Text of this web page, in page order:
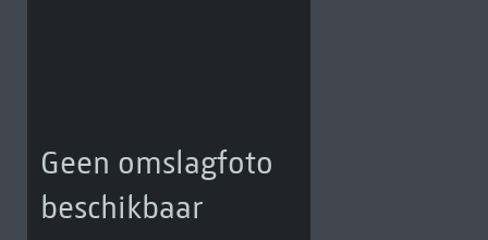
Geen omslagfoto
beschikbaar